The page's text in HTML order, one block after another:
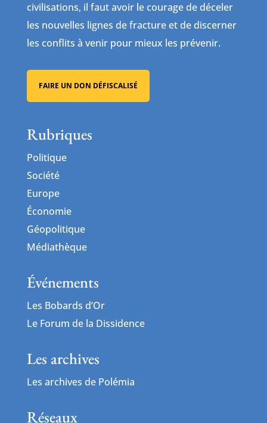
civilisations, il faut avoir le courage de déceler
les nouvelles lignes de fracture et de discerner
les conflits à venir pour mieux les prévenir.
FAIRE UN DON DÉFISCALISÉ
Rubriques
Politique
Société
Europe
Économie
Géopolitique
Médiathèque
Événements
Les Bobards d’Or
Le Forum de la Dissidence
Les archives
Les archives de Polémia
Réseaux